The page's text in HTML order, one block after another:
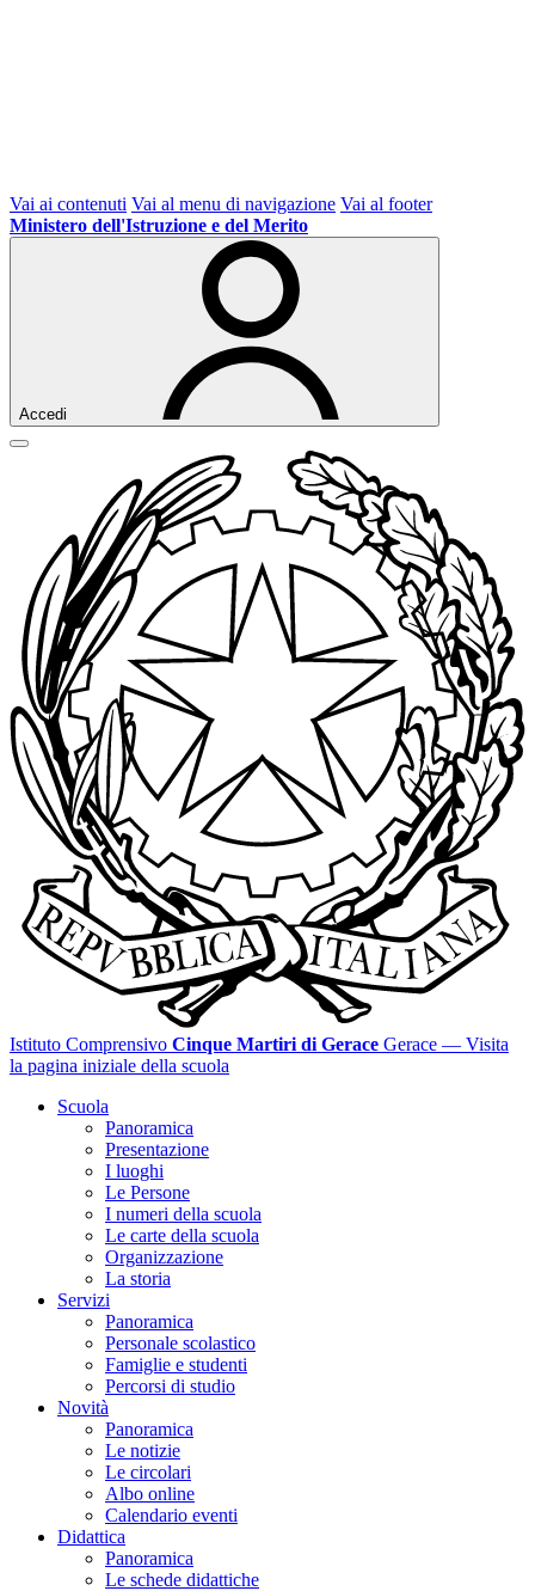
Vai ai contenuti Vai al menu di navigazione Vai al footer
Ministero dell'Istruzione e del Merito
Accedi
Istituto Comprensivo Cinque Martiri di Gerace Gerace — Visita
la pagina iniziale della scuola
Scuola
Panoramica
Presentazione
I luoghi
Le Persone
I numeri della scuola
Le carte della scuola
Organizzazione
La storia
Servizi
Panoramica
Personale scolastico
Famiglie e studenti
Percorsi di studio
Novità
Panoramica
Le notizie
Le circolari
Albo online
Calendario eventi
Didattica
Panoramica
Le schede didattiche